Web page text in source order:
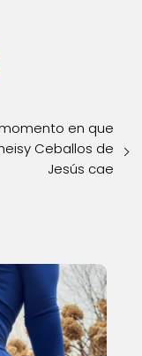
en que
Ceballos de
Jesús cae